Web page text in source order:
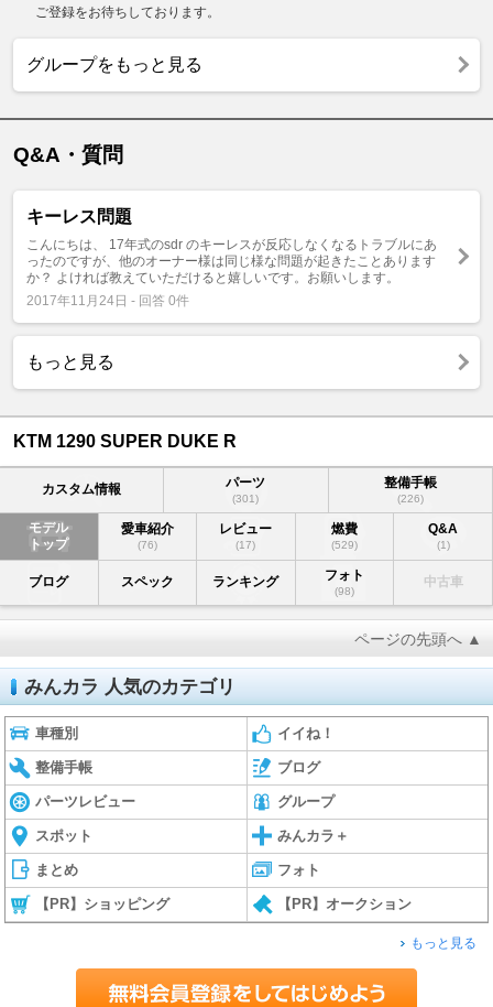
ご登録をお待ちしております。
グループをもっと見る
Q&A・質問
キーレス問題
こんにちは、 17年式のsdr のキーレスが反応しなくなるトラブルにあ
ったのですが、他のオーナー様は同じ様な問題が起きたことあります
か？ よければ教えていただけると嬉しいです。お願いします。
2017年11月24日 - 回答 0件
もっと見る
KTM 1290 SUPER DUKE R
カスタム情報 パーツ
(301)
整備手帳
(226)
モデル
トップ
愛車紹介
(76)
レビュー
(17)
燃費
(529)
Q&A
(1)
ブログ スペック ランキング フォト
(98)
中古車
ページの先頭へ ▲
みんカラ 人気のカテゴリ
車種別 イイね！
整備手帳 ブログ
パーツレビュー グループ
スポット みんカラ＋
まとめ フォト
【PR】ショッピング 【PR】オークション
もっと見る